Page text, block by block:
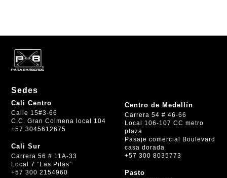
Sedes
Cali Centro
Calle 15#3-66
C.C. Gran Colmena local 104
+57 3045612675
Cali Sur
Carrera 56 # 11A-33
Local 7 “Las Pilas”
+57 300 2154960
Centro de Medellín
Carrera 54 # 46-66
Local 106-107 CC metro
plaza
Pasaje comercial Boulevard
casa dorada
+57 300 8035773
Pasto